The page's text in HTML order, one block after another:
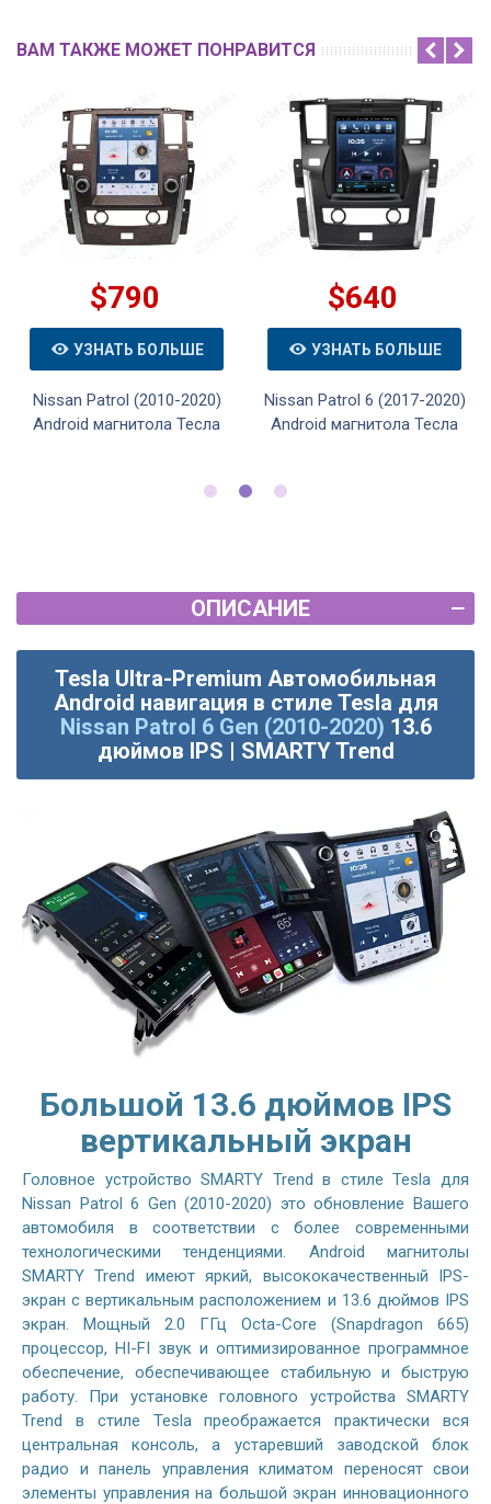
ВАМ ТАКЖЕ МОЖЕТ ПОНРАВИТСЯ
$790
УЗНАТЬ БОЛЬШЕ
Nissan Patrol (2010-2020)
Android магнитола Тесла
$640
УЗНАТЬ БОЛЬШЕ
Nissan Patrol 6 (2017-2020)
Android магнитола Тесла
ОПИСАНИЕ
Tesla Ultra-Premium Автомобильная
Android навигация в стиле Tesla для
Nissan Patrol 6 Gen (2010-2020) 13.6
дюймов IPS | SMARTY Trend
Большой 13.6 дюймов IPS
вертикальный экран
Головное устройство SMARTY Trend в стиле Tesla для
Nissan Patrol 6 Gen (2010-2020) это обновление Вашего
автомобиля в соответствии с более современными
технологическими тенденциями. Android магнитолы
SMARTY Trend имеют яркий, высококачественный IPS-
экран с вертикальным расположением и 13.6 дюймов IPS
экран. Мощный 2.0 ГГц Octa-Core (Snapdragon 665)
процессор, HI-FI звук и оптимизированное программное
обеспечение, обеспечивающее стабильную и быструю
работу. При установке головного устройства SMARTY
Trend в стиле Tesla преображается практически вся
центральная консоль, а устаревший заводской блок
радио и панель управления климатом переносят свои
элементы управления на большой экран инновационного